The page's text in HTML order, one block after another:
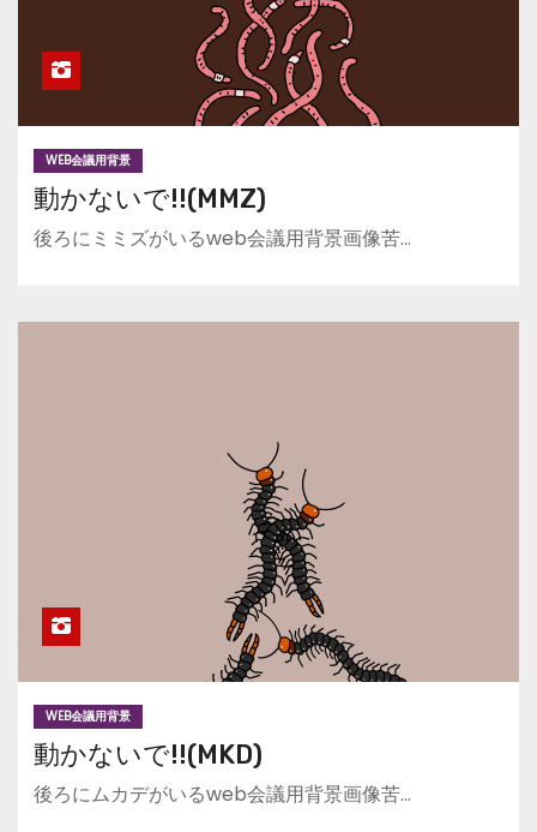
WEB会議用背景
動かないで!!(MMZ)
後ろにミミズがいるweb会議用背景画像苦…
WEB会議用背景
動かないで!!(MKD)
後ろにムカデがいるweb会議用背景画像苦…